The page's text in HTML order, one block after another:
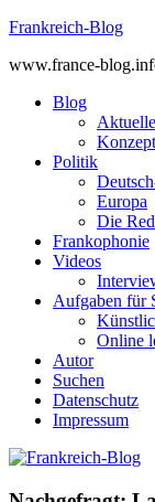
Skip
content
Frankreich-Blog
www.france-
Blog
Konzept
Politik
Europa
Die
Frankophonie
Videos
Aufgaben für
Online
Autor
Suchen
Datenschutz
Impressum